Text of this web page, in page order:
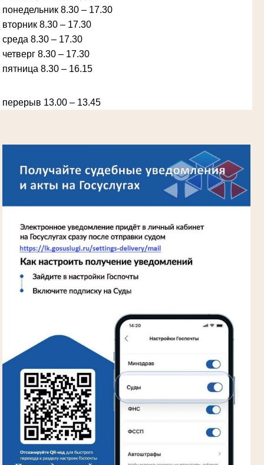
Ануприенко Иван Васильевич
Участник Великой Отечественной войны
Председатель Губкинского районного
народного суда
в период с 1965 по 1984 гг.
понедельник 8.30 – 17.30
вторник 8.30 – 17.30
среда 8.30 – 17.30
четверг 8.30 – 17.30
пятница 8.30 – 16.15
перерыв 13.00 – 13.45